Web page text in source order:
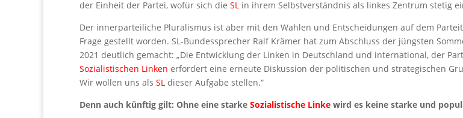
der Einheit der Partei, wofür sich die SL in ihrem Selbstverständnis als linkes Zentrum stetig
Der innerparteiliche Pluralismus ist aber mit den Wahlen und Entscheidungen auf dem
Frage gestellt worden. SL-Bundessprecher Ralf Krämer hat zum Abschluss der jüngsten
2021 deutlich gemacht: „Die Entwicklung der Linken in Deutschland und international, der
Sozialistischen Linken erfordert eine erneute Diskussion der politischen und strategischen
Wir wollen uns als SL dieser Aufgabe stellen.“
Denn auch künftig gilt: Ohne eine starke Sozialistische Linke wird es keine starke und